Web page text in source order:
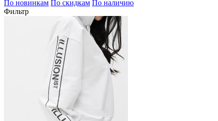
По новинкам По скидкам По наличию
Фильтр